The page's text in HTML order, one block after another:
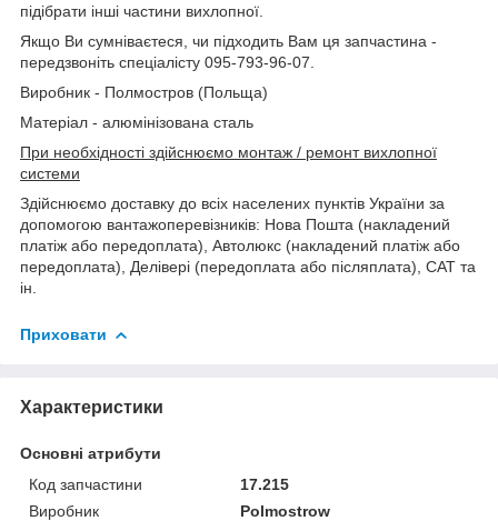
підібрати інші частини вихлопної.
Якщо Ви сумніваєтеся, чи підходить Вам ця запчастина -
передзвоніть спеціалісту 095-793-96-07.
Виробник - Полмостров (Польща)
Матеріал - алюмінізована сталь
При необхідності здійснюємо монтаж / ремонт вихлопної
системи
Здійснюємо доставку до всіх населених пунктів України за
допомогою вантажоперевізників: Нова Пошта (накладений
платіж або передоплата), Автолюкс (накладений платіж або
передоплата), Делівері (передоплата або післяплата), САТ та
ін.
Приховати
Характеристики
Основні атрибути
Код запчастини
17.215
Виробник
Polmostrow